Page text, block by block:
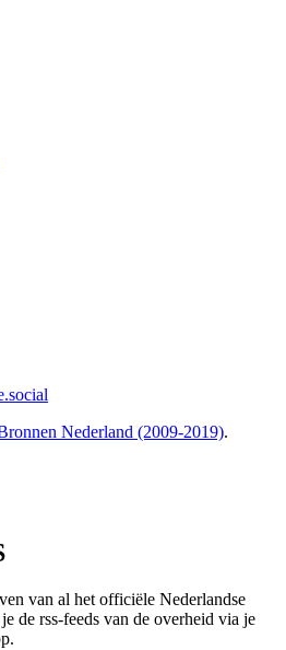
Nederland (2009-2019).
van al het officiële Nederlandse
de rss-feeds van de overheid via je